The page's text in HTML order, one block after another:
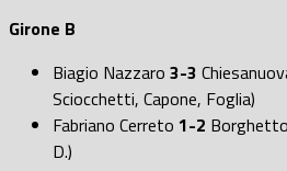
Girone B
Biagio Nazzaro 3-3
Sciocchetti, Capone, Foglia)
Fabriano Cerreto 1-2
D.)